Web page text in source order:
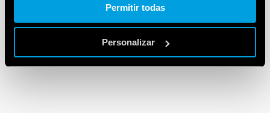
Permitir todas
Personalizar